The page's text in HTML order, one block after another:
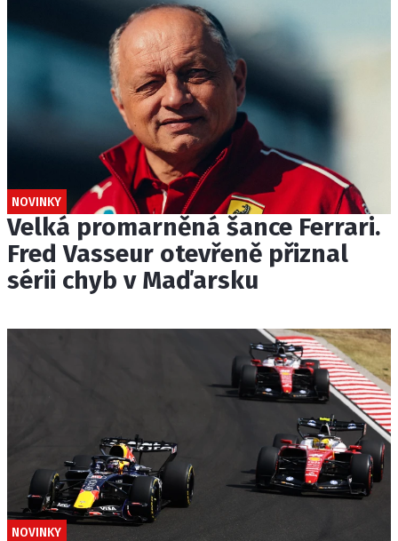
NOVINKY
Velká promarněná šance Ferrari.
Fred Vasseur otevřeně přiznal
sérii chyb v Maďarsku
NOVINKY